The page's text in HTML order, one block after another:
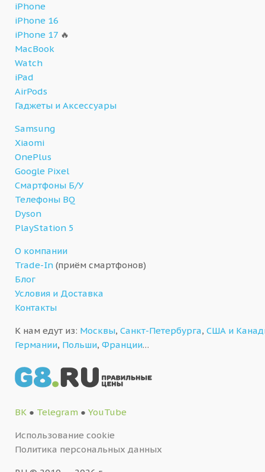
iPhone
iPhone 16
iPhone 17 🔥
MacBook
Watch
iPad
AirPods
Гаджеты и Аксессуары
Samsung
Xiaomi
OnePlus
Google Pixel
Смартфоны Б/У
Телефоны BQ
Dyson
PlayStation 5
О компании
Trade-In (приём смартфонов)
Блог
Условия и Доставка
Контакты
К нам едут из: Москвы, Санкт-Петербурга, США и
Германии, Польши, Франции…
ВК ● Telegram ● YouTube
Использование cookie
Политика персональных данных